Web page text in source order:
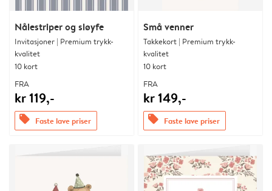
Nålestriper og sløyfe
Invitasjoner | Premium trykk-
kvalitet
10 kort
FRA
kr 119,-
offers Faste lave priser
Små venner
Takkekort | Premium trykk-
kvalitet
10 kort
FRA
kr 149,-
offers Faste lave priser